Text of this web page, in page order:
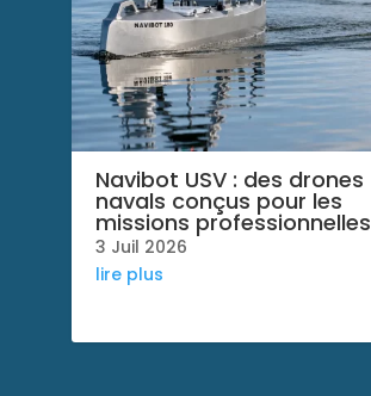
Navibot USV : des drones
navals conçus pour les
missions professionnelles
3 Juil 2026
lire plus